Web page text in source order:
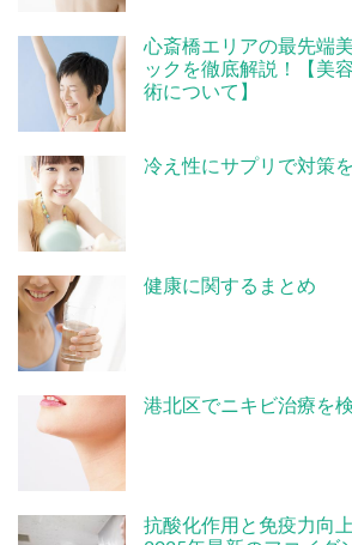
心斎橋エリアの最先端
ックを徹底解説！【美
術について】
冷え性にサプリで対策
健康に関するまとめ
港北区でニキビ治療を
抗酸化作用と免疫力向